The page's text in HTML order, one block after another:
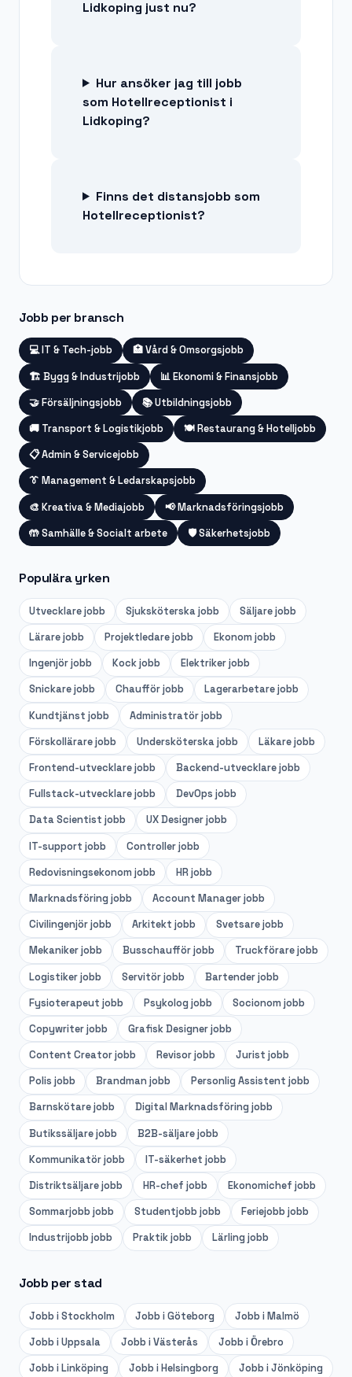
Lidkoping just nu?
Hur ansöker jag till jobb
som Hotellreceptionist i
Lidkoping?
Finns det distansjobb som
Hotellreceptionist?
Jobb per bransch
💻IT & Tech-jobb 🏥Vård & Omsorgsjobb
🏗️ Bygg & Industrijobb 📊Ekonomi & Finansjobb
🤝Försäljningsjobb 📚Utbildningsjobb
🚚 Transport & Logistikjobb 🍽️Restaurang & Hotelljobb
📋Admin & Servicejobb
👔 Management & Ledarskapsjobb
🎨 Kreativa & Mediajobb 📢Marknadsföringsjobb
🤲Samhälle & Socialt arbete 🛡️Säkerhetsjobb
Populära yrken
Utvecklarejobb Sjuksköterskajobb Säljarejobb
Lärarejobb Projektledarejobb Ekonom jobb
Ingenjörjobb Kockjobb Elektrikerjobb
Snickarejobb Chaufförjobb Lagerarbetarejobb
Kundtjänst jobb Administratörjobb
Förskollärarejobb Undersköterskajobb Läkarejobb
Frontend-utvecklarejobb Backend-utvecklarejobb
Fullstack-utvecklarejobb DevOps jobb
Data Scientist jobb UX Designerjobb
IT-support jobb Controllerjobb
Redovisningsekonom jobb HR jobb
Marknadsföring jobb Account Managerjobb
Civilingenjörjobb Arkitekt jobb Svetsarejobb
Mekanikerjobb Busschaufförjobb Truckförarejobb
Logistikerjobb Servitörjobb Bartenderjobb
Fysioterapeut jobb Psykolog jobb Socionom jobb
Copywriterjobb Grafisk Designerjobb
Content Creatorjobb Revisorjobb Jurist jobb
Polis jobb Brandman jobb Personlig Assistent jobb
Barnskötarejobb Digital Marknadsföring jobb
Butikssäljarejobb B2B-säljarejobb
Kommunikatörjobb IT-säkerhet jobb
Distriktsäljarejobb HR-chef jobb Ekonomichef jobb
Sommarjobb jobb Studentjobb jobb Feriejobb jobb
Industrijobb jobb Praktikjobb Lärling jobb
Jobb per stad
Jobb iStockholm Jobb iGöteborg Jobb iMalmö
Jobb iUppsala Jobb iVästerås Jobb iÖrebro
Jobb iLinköping Jobb iHelsingborg Jobb iJönköping